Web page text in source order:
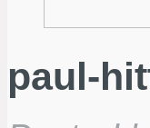
paul-